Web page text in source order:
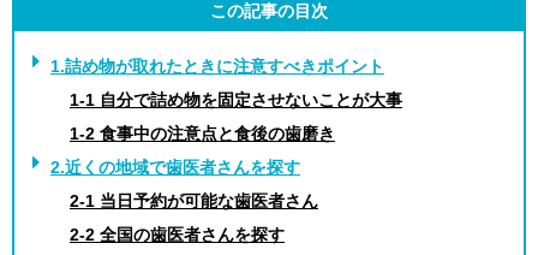
この記事の目次
1.詰め物が取れたときに注意すべきポイント
1-1 自分で詰め物を固定させないことが大事
1-2 食事中の注意点と食後の歯磨き
2.近くの地域で歯医者さんを探す
2-1 当日予約が可能な歯医者さん
2-2 全国の歯医者さんを探す